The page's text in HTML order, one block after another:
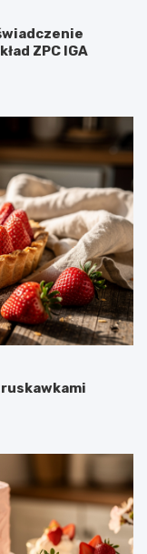
ZPC IGA